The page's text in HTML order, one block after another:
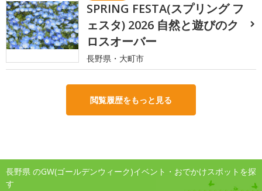
SPRING FESTA(スプリング フ
ェスタ) 2026 自然と遊びのク
ロスオーバー
長野県・大町市
閲覧履歴をもっと見る
長野県 のGW(ゴールデンウィーク)イベント・おでかけスポットを探
す